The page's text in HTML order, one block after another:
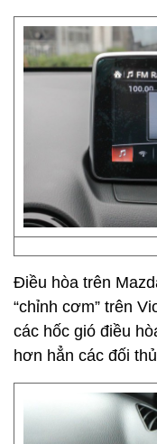
Điều hòa trên
“chỉnh cơm” trên
các hốc gió điều
hơn hẳn các đối